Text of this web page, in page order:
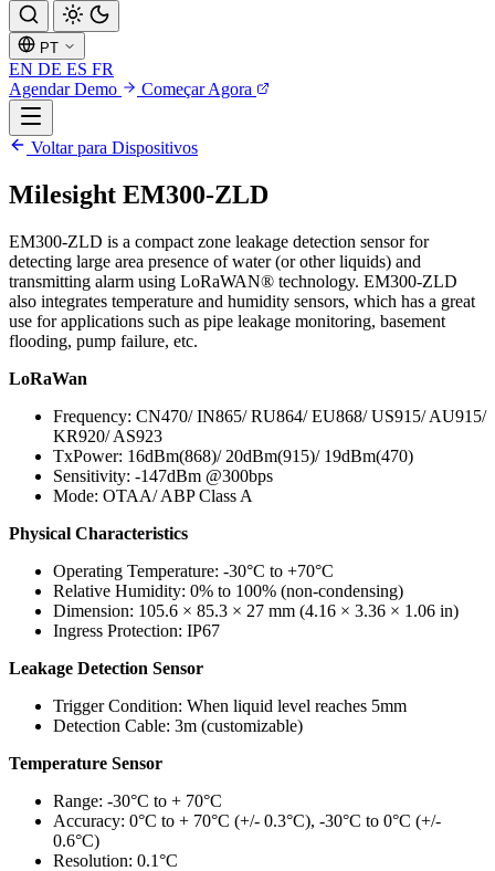
PT
EN DE ES FR
Agendar Demo
Começar Agora
Voltar para Dispositivos
Milesight EM300-ZLD
EM300-ZLD is a compact zone leakage detection sensor for
detecting large area presence of water (or other liquids) and
transmitting alarm using LoRaWAN® technology. EM300-ZLD
also integrates temperature and humidity sensors, which has a great
use for applications such as pipe leakage monitoring, basement
flooding, pump failure, etc.
LoRaWan
Frequency: CN470/ IN865/ RU864/ EU868/ US915/ AU915/
KR920/ AS923
TxPower: 16dBm(868)/ 20dBm(915)/ 19dBm(470)
Sensitivity: -147dBm @300bps
Mode: OTAA/ ABP Class A
Physical Characteristics
Operating Temperature: -30°C to +70°C
Relative Humidity: 0% to 100% (non-condensing)
Dimension: 105.6 × 85.3 × 27 mm (4.16 × 3.36 × 1.06 in)
Ingress Protection: IP67
Leakage Detection Sensor
Trigger Condition: When liquid level reaches 5mm
Detection Cable: 3m (customizable)
Temperature Sensor
Range: -30°C to + 70°C
Accuracy: 0°C to + 70°C (+/- 0.3°C), -30°C to 0°C (+/-
0.6°C)
Resolution: 0.1°C